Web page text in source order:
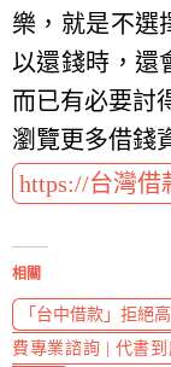
樂，就是不選
以還錢時，還
而已有必要討
瀏覽更多借錢
https://台灣借
相關
「台中借款」拒絕
費專業諮詢 | 代書